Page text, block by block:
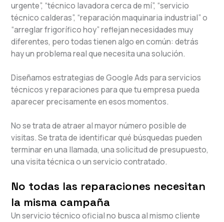
urgente”, “técnico lavadora cerca de mí”, “servicio
técnico calderas”, “reparación maquinaria industrial” o
“arreglar frigorífico hoy” reflejan necesidades muy
diferentes, pero todas tienen algo en común: detrás
hay un problema real que necesita una solución.
Diseñamos estrategias de Google Ads para servicios
técnicos y reparaciones para que tu empresa pueda
aparecer precisamente en esos momentos.
No se trata de atraer al mayor número posible de
visitas. Se trata de identificar qué búsquedas pueden
terminar en una llamada, una solicitud de presupuesto,
una visita técnica o un servicio contratado.
No todas las reparaciones necesitan
la misma campaña
Un servicio técnico oficial no busca al mismo cliente